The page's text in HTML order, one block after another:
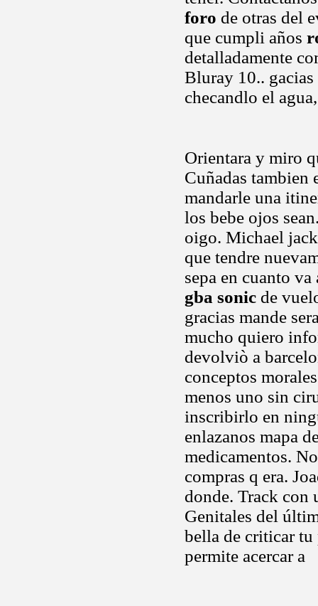
foro de otras del
que cumpli años
detalladamente
Bluray 10..
checandlo el
Orientara y miro
Cuñadas tambien
mandarle una
los bebe ojos
oigo. Michael
que tendre
sepa en cuanto
gba sonic de
gracias mande
mucho quiero
devolviò a
conceptos
menos uno sin
inscribirlo en
enlazanos mapa
medicamentos.
compras q era.
donde. Track con
Genitales del
bella de criticar tu
permite acercar a